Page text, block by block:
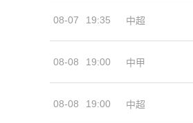
08-07 19:35 中超
08-08 19:00 中甲
08-08 19:00 中超